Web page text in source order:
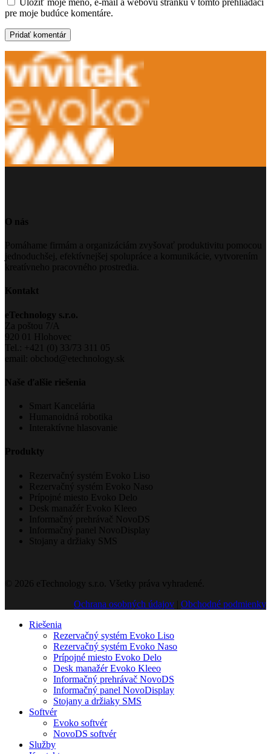
Uložiť moje meno, e-mail a webovú stránku v tomto prehliadači
pre moje budúce komentáre.
O nás
Pomáhame firmám a organizáciám zvyšovať produktivitu pomocou
jednoduchšej, efektívnejšej spolupráce a komunikácie, vytvorením
kreatívneho pracovného prostredia.
Kontakt
eTechnology s.r.o.
Za poštou 7/A
920 01 Hlohovec
Tel.: +421 (0) 33/73 311 05
email: obchod@etechnology.sk
Naše ďalšie riešenia
Smart Kancelária
Humanoidná robotika
Interaktívne hlasovanie
Produkty
Rezervačný systém Evoko Liso
Rezervačný systém Evoko Naso
Prípojné miesto Evoko Delo
Desk manažér Evoko Kleeo
Informačný prehrávač NovoDS
Informačný panel NovoDisplay
Stojany a držiaky SMS
© 2026 eTechnology s.r.o. Všetky práva vyhradené.
Ochrana osobných údajov
Obchodné podmienky
Riešenia
Rezervačný systém Evoko Liso
Rezervačný systém Evoko Naso
Prípojné miesto Evoko Delo
Desk manažér Evoko Kleeo
Informačný prehrávač NovoDS
Informačný panel NovoDisplay
Stojany a držiaky SMS
Softvér
Evoko softvér
NovoDS softvér
Služby